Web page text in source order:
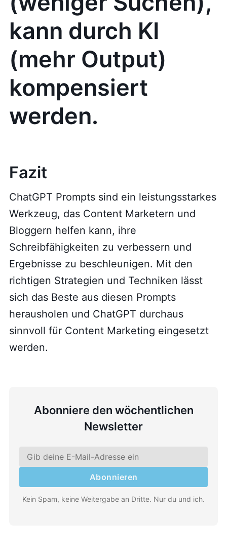
kann durch KI
(mehr Output)
kompensiert
werden.
Fazit
ChatGPT Prompts sind ein leistungsstarkes
Werkzeug, das Content Marketern und
Bloggern helfen kann, ihre
Schreibfähigkeiten zu verbessern und
Ergebnisse zu beschleunigen. Mit den
richtigen Strategien und Techniken lässt
sich das Beste aus diesen Prompts
herausholen und ChatGPT durchaus
sinnvoll für Content Marketing eingesetzt
werden.
Abonniere den wöchentlichen
Newsletter
Abonnieren
Kein Spam, keine Weitergabe an Dritte. Nur du und ich.